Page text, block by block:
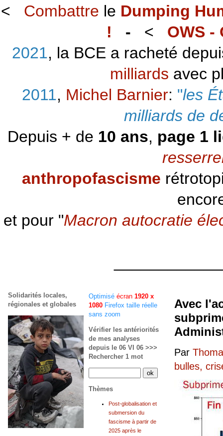
< Combattre le Dumping
! - < OWS -
2021, la BCE a racheté
milliards avec
2011, Michel Barnier: "les
milliards de
Depuis + de 10 ans, page 1
anthropofascisme
et pour "Macron autocratie
Avec
Par
bulles,
Optimisé écran 1920 x
1080 Firefox taille réelle
sans zoom
Vérifier les antériorités
de mes analyses
depuis le 06 VI 06 >>>
Rechercher 1 mot
Thèmes
Post-globalisation et
submersion du
fascisme à partir de
2025 après le
Solidarités locales,
régionales et globales